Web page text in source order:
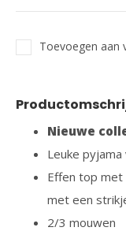
Toevoegen aan
Nieuwe
Leuke pyjama
Effen top
met een
2/3 mouwen